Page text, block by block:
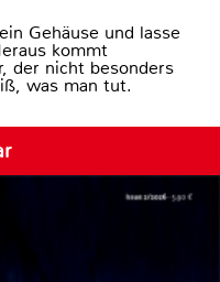
Gehäuse und lasse
kommt
der nicht besonders
was man tut.